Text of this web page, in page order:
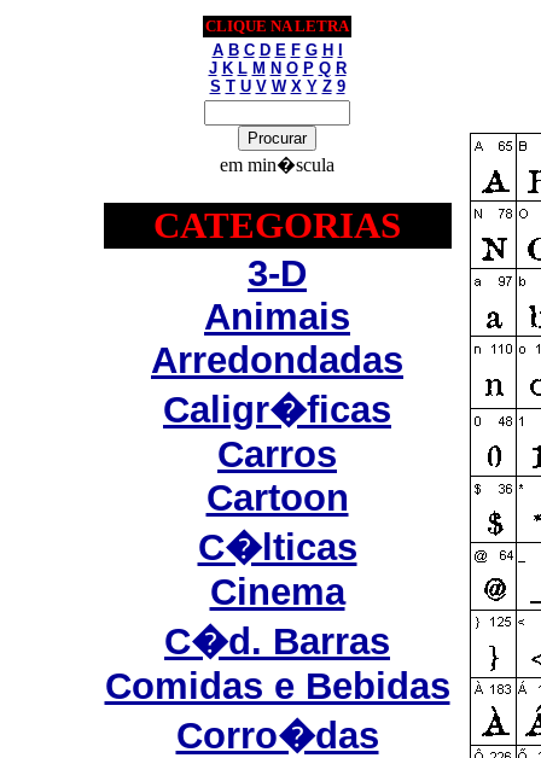
CLIQUE NA LETRA
A B C D E F G H
J K L M N O P Q R
S T U V W X Y Z 9
em min�scula
CATEGORIAS
3-D
Animais
Arredondadas
Caligr�ficas
Carros
Cartoon
C�lticas
Cinema
C�d. Barras
Comidas e Bebidas
Corro�das